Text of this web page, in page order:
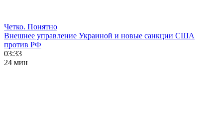
Четко. Понятно
Внешнее управление Украиной и новые санкции США
против РФ
03:33
24 мин